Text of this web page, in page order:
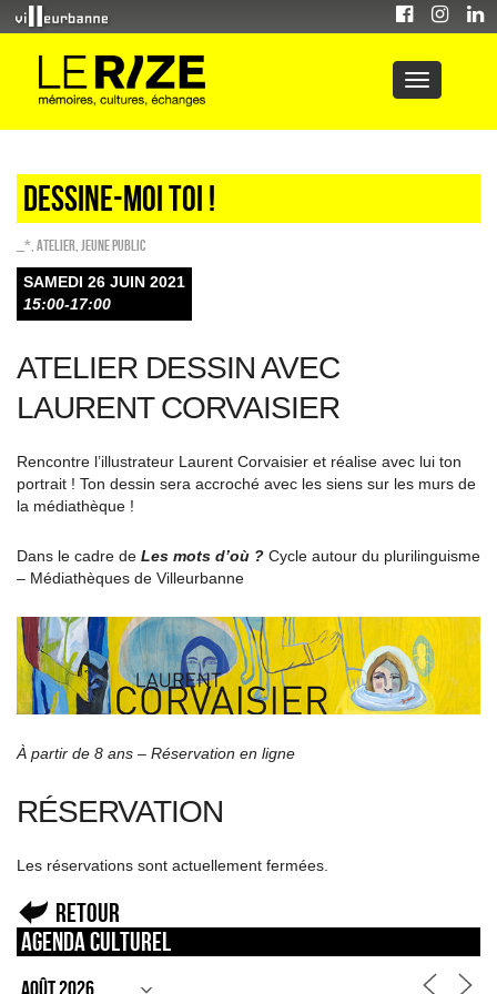
Dessine-moi toi !
_* Atelier Jeune public
SAMEDI 26 JUIN 2021
15:00-17:00
ATELIER DESSIN AVEC
LAURENT CORVAISIER
Rencontre l’illustrateur Laurent Corvaisier et réalise avec lui ton
portrait ! Ton dessin sera accroché avec les siens sur les murs de
la médiathèque !
Dans le cadre de Les mots d’où ? Cycle autour du plurilinguisme
– Médiathèques de Villeurbanne
À partir de 8 ans – Réservation en ligne
RÉSERVATION
Les réservations sont actuellement fermées.
Retour
Agenda culturel